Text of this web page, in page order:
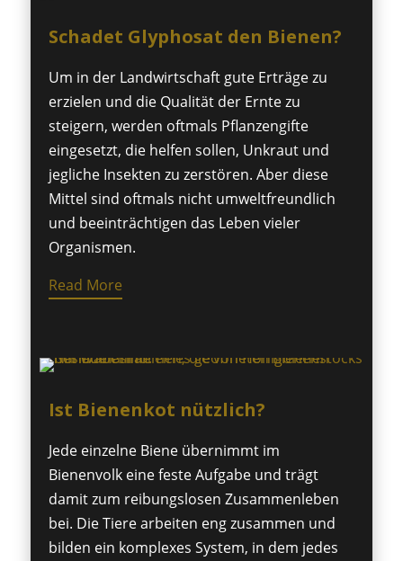
Schadet Glyphosat den Bienen?
Um in der Landwirtschaft gute Erträge zu
erzielen und die Qualität der Ernte zu
steigern, werden oftmals Pflanzengifte
eingesetzt, die helfen sollen, Unkraut und
jegliche Insekten zu zerstören. Aber diese
Mittel sind oftmals nicht umweltfreundlich
und beeinträchtigen das Leben vieler
Organismen.
Read More
Ist Bienenkot nützlich?
Jede einzelne Biene übernimmt im
Bienenvolk eine feste Aufgabe und trägt
damit zum reibungslosen Zusammenleben
bei. Die Tiere arbeiten eng zusammen und
bilden ein komplexes System, in dem jedes